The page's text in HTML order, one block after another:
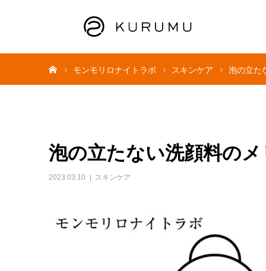
モンモリロナイトラボ スキンケア 泡の立た
泡の立たない洗顔料の
2023.03.10 スキンケア